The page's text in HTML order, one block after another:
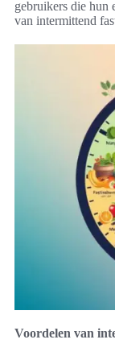
gebruikers die hun
van intermittend
Voordelen van